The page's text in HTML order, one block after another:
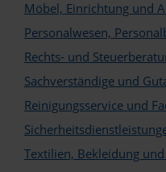
Möbel, Einrichtung und
Personalwesen,
Rechts- und
Sachverständige und
Reinigungsservice und
Textilien, Bekleidung